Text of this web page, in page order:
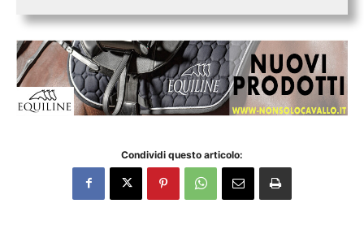
Condividi questo articolo: